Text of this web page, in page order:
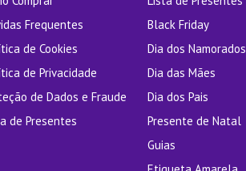
Frequentes
de Cookies
de Privacidade
de Dados e Fraude
de Presentes
Black Friday
Dia dos Namorados
Dia das Mães
Dia dos Pais
Presente de Natal
Guias